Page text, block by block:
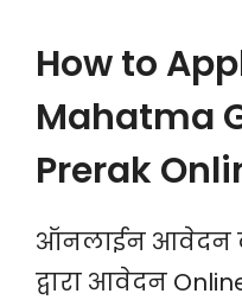
How to
Mahatma
Prerak
ऑनलाईन आवेदन
द्वारा आवेदन